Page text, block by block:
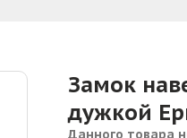
Замок
дужкой
Данного товара